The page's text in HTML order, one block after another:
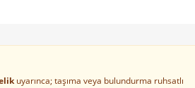
uyarınca; taşıma veya bulundurma ruhsatlı